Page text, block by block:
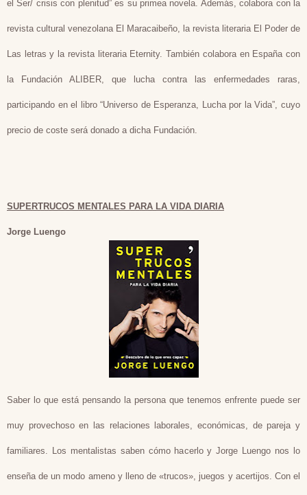
el Ser/ crisis con plenitud” es su primea novela. Además, colabora con la
revista cultural venezolana El Maracaibeño, la revista literaria El Poder de
Las letras y la revista literaria Eternity. También colabora en España con
la Fundación ALIBER, que lucha contra las enfermedades raras,
participando en el libro “Universo de Esperanza, Lucha por la Vida”, cuyo
precio de coste será donado a dicha Fundación.
SUPERTRUCOS MENTALES PARA LA VIDA DIARIA
Jorge Luengo
Saber lo que está pensando la persona que tenemos enfrente puede ser
muy provechoso en las relaciones laborales, económicas, de pareja y
familiares. Los mentalistas saben cómo hacerlo y Jorge Luengo nos lo
enseña de un modo ameno y lleno de «trucos», juegos y acertijos. Con el